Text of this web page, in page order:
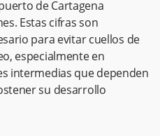
de Cartagena
Estas cifras son
para evitar cuellos de
especialmente en
intermedias que dependen
su desarrollo